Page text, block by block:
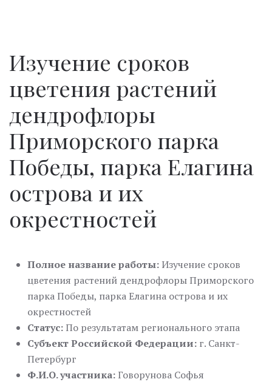
Изучение сроков
цветения растений
дендрофлоры
Приморского парка
Победы, парка Елагина
острова и их
окрестностей
Полное название работы: Изучение сроков
цветения растений дендрофлоры Приморского
парка Победы, парка Елагина острова и их
окрестностей
Статус:По результатам регионального этапа
Субъект Российской Федерации: г. Санкт-
Петербург
Ф.И.О. участника: Говорунова Софья